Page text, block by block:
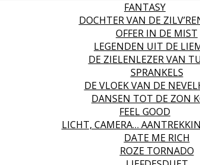
FANTASY
DOCHTER VAN DE
OFFER IN DE MIST
LEGENDEN UIT DE
DE ZIELENLEZER VAN
SPRANKELS
DE VLOEK VAN DE
DANSEN TOT DE ZON
FEEL GOOD
LICHT, CAMERA…
DATE ME RICH
ROZE TORNADO